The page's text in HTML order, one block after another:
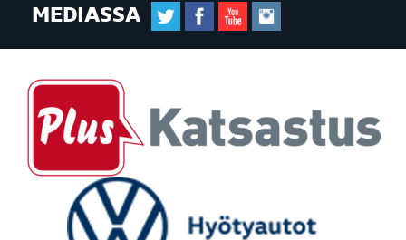
MEDIASSA